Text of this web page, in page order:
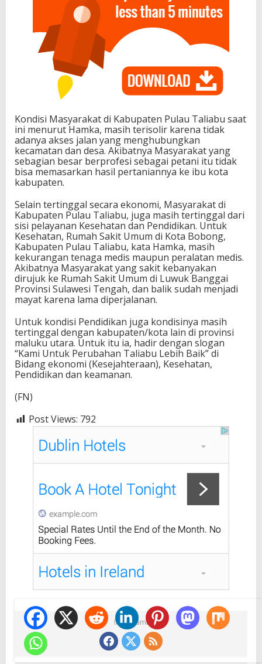
Kondisi Masyarakat di Kabupaten Pulau Taliabu saat
ini menurut Hamka, masih terisolir karena tidak
adanya akses jalan yang menghubungkan
kecamatan dan desa. Akibatnya Masyarakat yang
sebagian besar berprofesi sebagai petani itu tidak
bisa memasarkan hasil pertaniannya ke ibu kota
kabupaten.
Selain tertinggal secara ekonomi, Masyarakat di
Kabupaten Pulau Taliabu, juga masih tertinggal dari
sisi pelayanan Kesehatan dan Pendidikan. Untuk
Kesehatan, Rumah Sakit Umum di Kota Bobong,
Kabupaten Pulau Taliabu, kata Hamka, masih
kekurangan tenaga medis maupun peralatan medis.
Akibatnya Masyarakat yang sakit kebanyakan
dirujuk ke Rumah Sakit Umum di Luwuk Banggai
Provinsi Sulawesi Tengah, dan balik sudah menjadi
mayat karena lama diperjalanan.
Untuk kondisi Pendidikan juga kondisinya masih
tertinggal dengan kabupaten/kota lain di provinsi
maluku utara. Untuk itu ia, hadir dengan slogan
“Kami Untuk Perubahan Taliabu Lebih Baik” di
Bidang ekonomi (Kesejahteraan), Kesehatan,
Pendidikan dan keamanan.
(FN)
Post Views: 792
Ikuti Kami